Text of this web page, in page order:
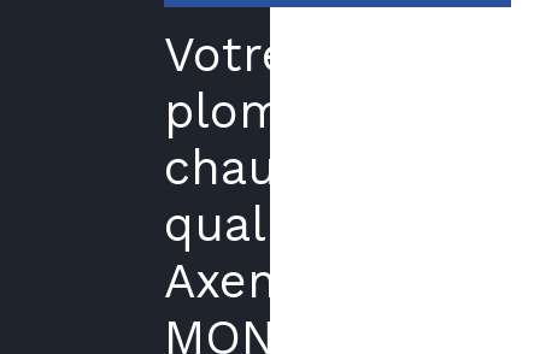
Votre
plombier
chauffagiste
qualifié
Axenergie
MONTPELLIER